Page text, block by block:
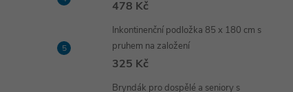
478 Kč
Inkontinenční podložka 85 x 180 cm s
pruhem na založení
325 Kč
Bryndák pro dospělé a seniory s